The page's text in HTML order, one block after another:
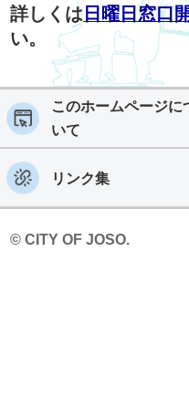
詳しくは 日曜日窓口
い。
このホームページに
いて
リンク集
© CITY OF JOSO.